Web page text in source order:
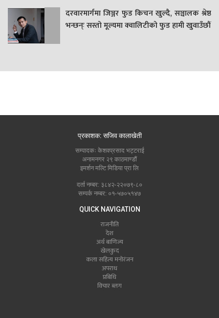
दरवारमार्गमा जिञ्जर फुड किचन खुल्दै, सञ्चालक श्रेष्ठ
भन्छन्ः सस्तो मूल्यमा क्वालिटीको फुड हामी खुवाउँछौं
प्रकाशक: सजिव कालाखेती
सम्पादकः केशवप्रसाद भट्टराई
अनामनगर २९ काठमाण्डौं
इमर्शन मल्टि मिडिया प्रा लि
दर्ता नम्बर: ३८४२-२२०७९-८०
सम्पर्क नम्बर: ०१-५७०५१४७
QUICK NAVIGATION
राजनीति
देश
अर्थ बाणिज्य
खेलकुद
कला सहित्य मनोरंजन
अपराध
प्रबिधि
विचार ब्लग